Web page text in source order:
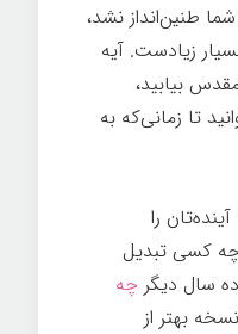
طنین‌انداز نشد،
زیادست. آیه
بیابید،
تا زمانی‌که به
را
کسی تبدیل
سال دیگر چه
بهتر از